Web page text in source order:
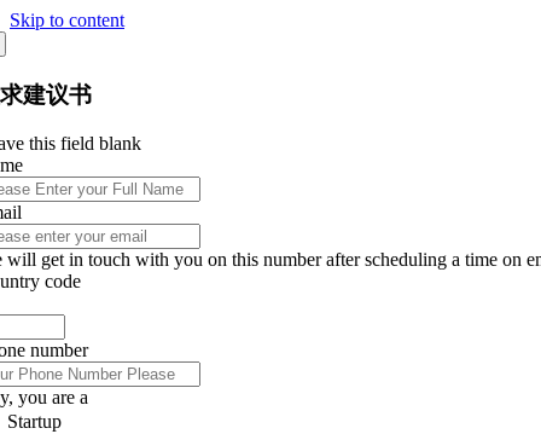
Skip to content
建议书
this field blank
will get in touch with you on this number after scheduling a time on
code
number
you are a
Startup